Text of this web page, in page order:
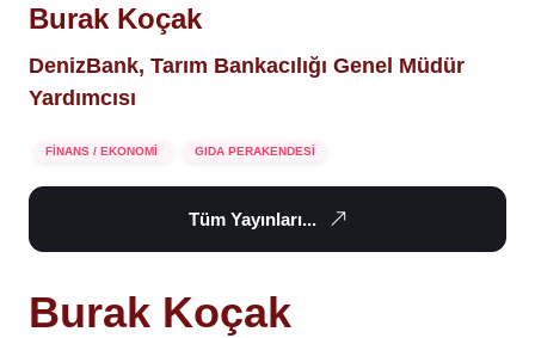
Burak Koçak
DenizBank, Tarım Bankacılığı Genel Müdür
Yardımcısı
FİNANS / EKONOMİ GIDA PERAKENDESİ
Tüm Yayınları...
Burak Koçak